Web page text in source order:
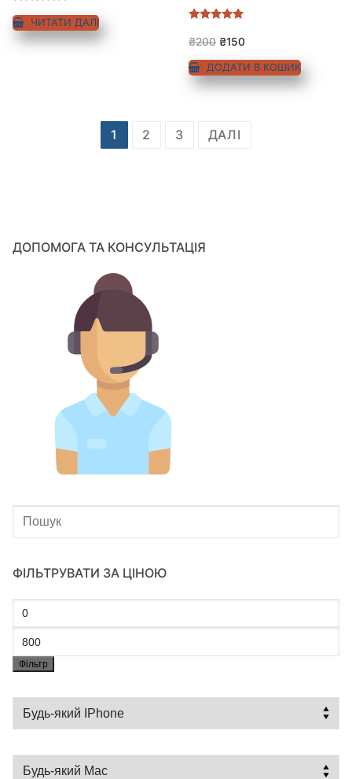
5.00
з 5
ЧИТАТИ ДАЛІ
5.00
₴200 ₴150
ДОДАТИ В КОШИК
1 2 3 ДАЛІ
ДОПОМОГА ТА КОНСУЛЬТАЦІЯ
ФІЛЬТРУВАТИ ЗА ЦІНОЮ
Фільтр